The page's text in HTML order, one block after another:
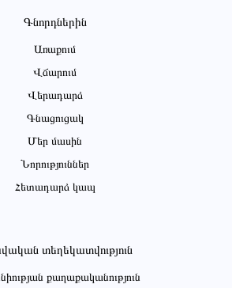
Գնորդներին
Առաքում
Վճարում
Վերադարձ
Գնացուցակ
Մեր մասին
Նորություններ
Հետադարձ կապ
տեղեկատվություն
քաղաքականություն